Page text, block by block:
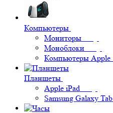
Компьютеры
Мониторы
Моноблоки
Компьютеры Apple
Планшеты
Apple iPad
Samsung Galaxy Tab